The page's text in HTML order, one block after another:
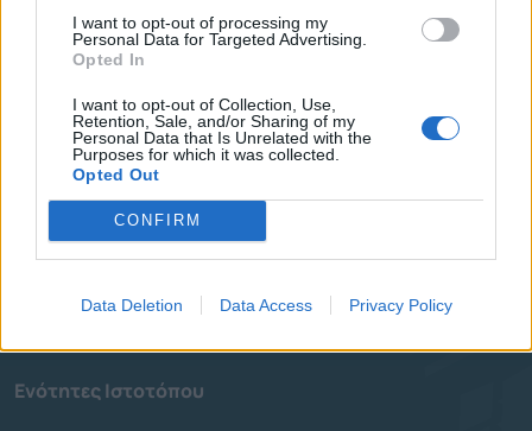
I want to opt-out of processing my
Personal Data for Targeted Advertising.
Opted In
I want to opt-out of Collection, Use,
Retention, Sale, and/or Sharing of my
Personal Data that Is Unrelated with the
Purposes for which it was collected.
Opted Out
CONFIRM
Data Deletion Data Access Privacy Policy
Ο Δήμαρχος
Αντιδήμαρχοι
Δημοτικό Συμβούλιο
Συλλογικά Όργανα Δήμου
Δημοτικές Κοινότητες
Υπηρεσίες του Δήμου
Ενότητες Ιστοτόπου